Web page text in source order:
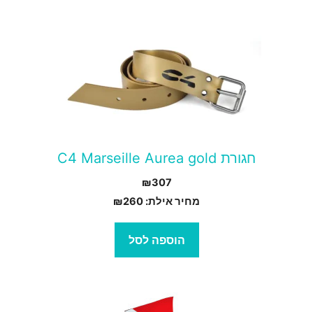
חגורת C4 Marseille Aurea gold
₪307
מחיר אילת:
₪260
הוספה לסל